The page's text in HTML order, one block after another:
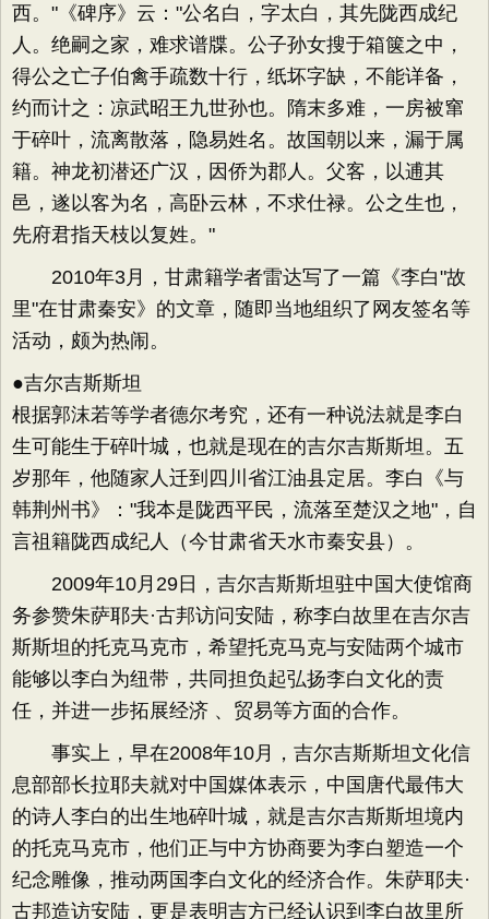
西。"《碑序》云："公名白，字太白，其先陇西成纪
人。绝嗣之家，难求谱牒。公子孙女搜于箱箧之中，
得公之亡子伯禽手疏数十行，纸坏字缺，不能详备，
约而计之：凉武昭王九世孙也。隋末多难，一房被窜
于碎叶，流离散落，隐易姓名。故国朝以来，漏于属
籍。神龙初潜还广汉，因侨为郡人。父客，以逋其
邑，遂以客为名，高卧云林，不求仕禄。公之生也，
先府君指天枝以复姓。"
2010年3月，甘肃籍学者雷达写了一篇《李白"故
里"在甘肃秦安》的文章，随即当地组织了网友签名等
活动，颇为热闹。
●吉尔吉斯斯坦
根据郭沫若等学者德尔考究，还有一种说法就是李白
生可能生于碎叶城，也就是现在的吉尔吉斯斯坦。五
岁那年，他随家人迁到四川省江油县定居。李白《与
韩荆州书》："我本是陇西平民，流落至楚汉之地"，自
言祖籍陇西成纪人（今甘肃省天水市秦安县）。
2009年10月29日，吉尔吉斯斯坦驻中国大使馆商
务参赞朱萨耶夫·古邦访问安陆，称李白故里在吉尔吉
斯斯坦的托克马克市，希望托克马克与安陆两个城市
能够以李白为纽带，共同担负起弘扬李白文化的责
任，并进一步拓展经济 、贸易等方面的合作。
事实上，早在2008年10月，吉尔吉斯斯坦文化信
息部部长拉耶夫就对中国媒体表示，中国唐代最伟大
的诗人李白的出生地碎叶城，就是吉尔吉斯斯坦境内
的托克马克市，他们正与中方协商要为李白塑造一个
纪念雕像，推动两国李白文化的经济合作。朱萨耶夫·
古邦造访安陆，更是表明吉方已经认识到李白故里所